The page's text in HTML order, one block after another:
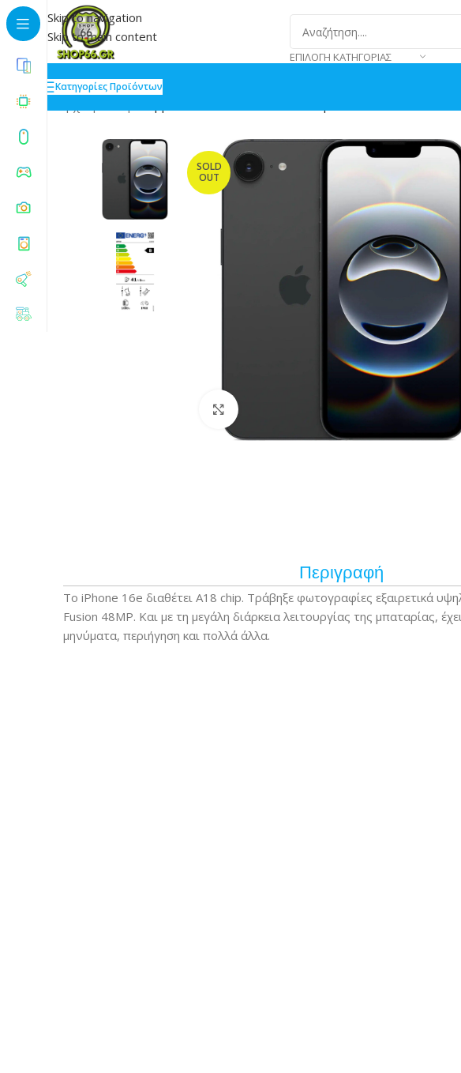
Skip to navigation
Skip to main content
ΕΠΙΛΟΓΉ ΚΑΤΗΓΟΡΊΑΣ
Κατηγορίες Προϊόντων
SOLD
OUT
Κάντε κλικ για μεγέθυνση
Περιγραφή
Το iPhone 16e διαθέτει A18 chip. Τράβηξε φωτογραφίες εξαιρετικά
Fusion 48MP. Και με τη μεγάλη διάρκεια λειτουργίας της μπαταρίας,
μηνύματα, περιήγηση και πολλά άλλα.